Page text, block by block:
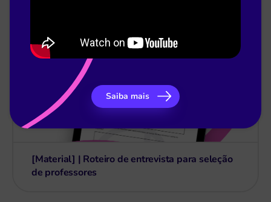
[Material] | Roteiro de entrevista para seleção
de professores
Saiba mais